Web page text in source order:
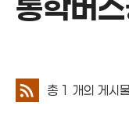
통학버
총 1 개의 게시